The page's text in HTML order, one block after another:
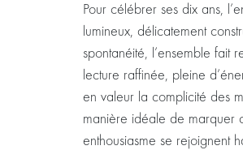
Pour célébrer ses dix ans,
lumineux, délicatement
spontanéité, l’ensemble fait
lecture raffinée, pleine
en valeur la complicité des
manière idéale de marquer
enthousiasme se rejoignent